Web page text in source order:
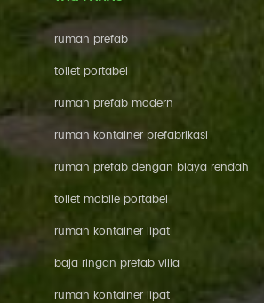
rumah prefab
toilet portabel
rumah prefab modern
rumah kontainer prefabrikasi
rumah prefab dengan biaya rendah
toilet mobile portabel
rumah kontainer lipat
baja ringan prefab villa
rumah kontainer lipat